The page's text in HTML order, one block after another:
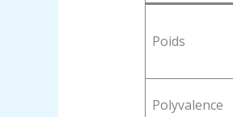
Poids
Polyvalence